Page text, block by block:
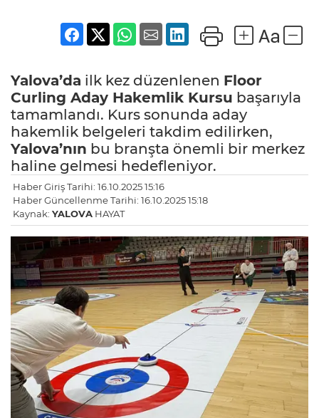
Yalova’da ilk kez düzenlenen Floor
Curling Aday Hakemlik Kursu başarıyla
tamamlandı. Kurs sonunda aday
hakemlik belgeleri takdim edilirken,
Yalova’nın bu branşta önemli bir merkez
haline gelmesi hedefleniyor.
Haber Giriş Tarihi: 16.10.2025 15:16
Haber Güncellenme Tarihi: 16.10.2025 15:18
Kaynak: YALOVA HAYAT